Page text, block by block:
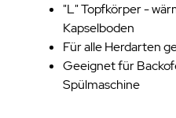
"L" Topfkörper -
Kapselboden
Für alle Herdarten
Geeignet für
Spülmaschine